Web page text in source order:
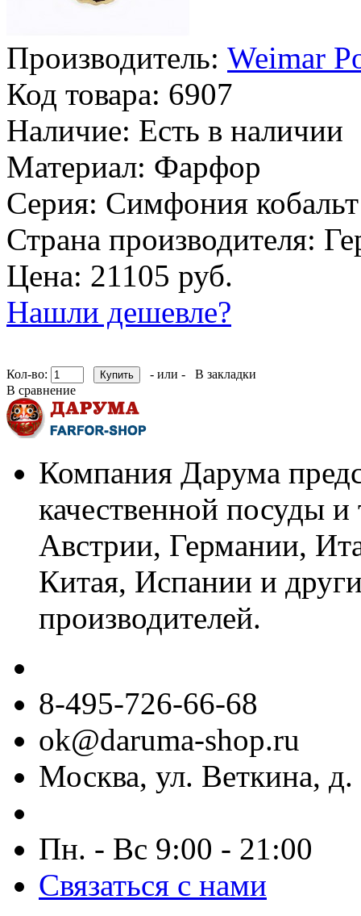
Производитель: Weimar
Код товара: 6907
Наличие: Есть в наличии
Материал: Фарфор
Серия: Симфония кобальт
Страна производителя:
Цена: 21105 руб.
Нашли дешевле?
Кол-во: - или -
В закладки
В сравнение
Компания Дарума
качественной посуды
Австрии, Германии,
Китая, Испании и
производителей.
8-495-726-66-68
ok@daruma-shop.ru
Москва, ул. Веткина, д.
Пн. - Вс 9:00 - 21:00
Связаться с нами